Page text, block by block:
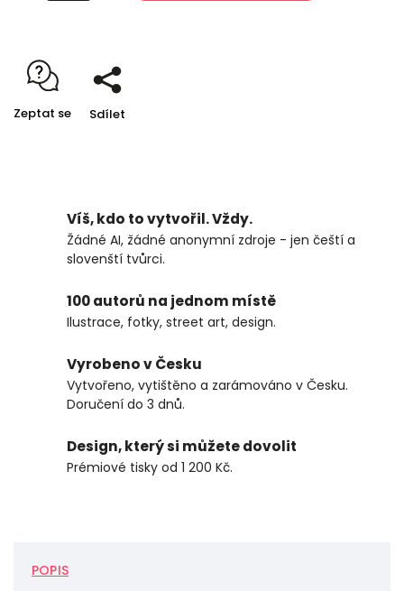
Zeptat se Sdílet
Víš, kdo to vytvořil. Vždy.
Žádné AI, žádné anonymní zdroje - jen čeští a
slovenští tvůrci.
100 autorů na jednom místě
Ilustrace, fotky, street art, design.
Vyrobeno v Česku
Vytvořeno, vytištěno a zarámováno v Česku.
Doručení do 3 dnů.
Design, který si můžete dovolit
Prémiové tisky od 1 200 Kč.
POPIS